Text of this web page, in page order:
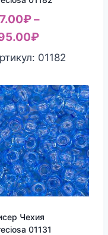
₽–
₽
01182
Чехия
01131